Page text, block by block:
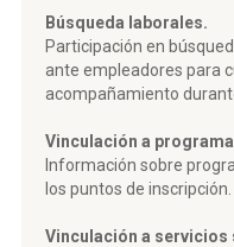
Búsqueda laborales.
Participación en
ante empleadores para
acompañamiento
Vinculación a
Información sobre
los puntos de
Vinculación a